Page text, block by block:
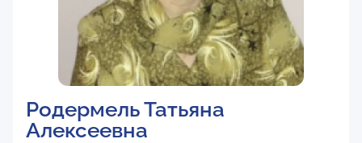
Родермель Татьяна
Алексеевна